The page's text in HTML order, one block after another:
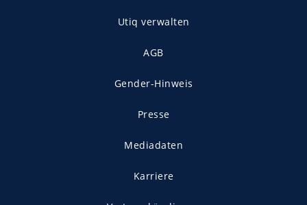
Utiq verwalten
AGB
Gender-Hinweis
Presse
Mediadaten
Karriere